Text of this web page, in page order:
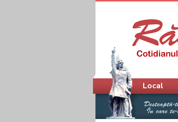
Meniu principal
Local